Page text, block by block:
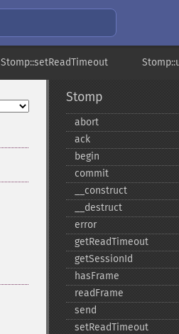
Stomp
abort
ack
begin
commit
_​_​construct
_​_​destruct
error
getReadTimeout
getSessionId
hasFrame
readFrame
send
setReadTimeout